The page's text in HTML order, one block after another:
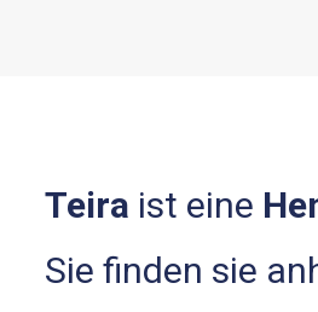
Teira ist eine
Sie finden sie